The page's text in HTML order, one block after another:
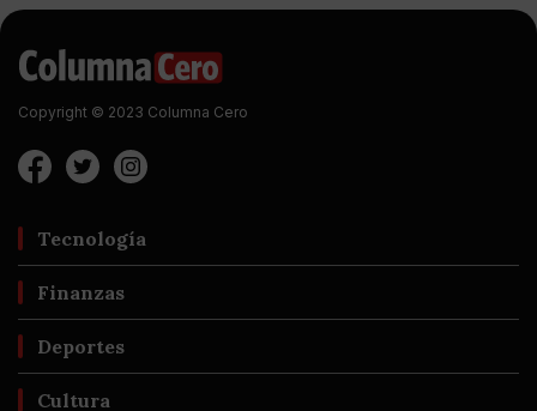
Copyright © 2023 Columna Cero
Tecnología
Finanzas
Deportes
Cultura